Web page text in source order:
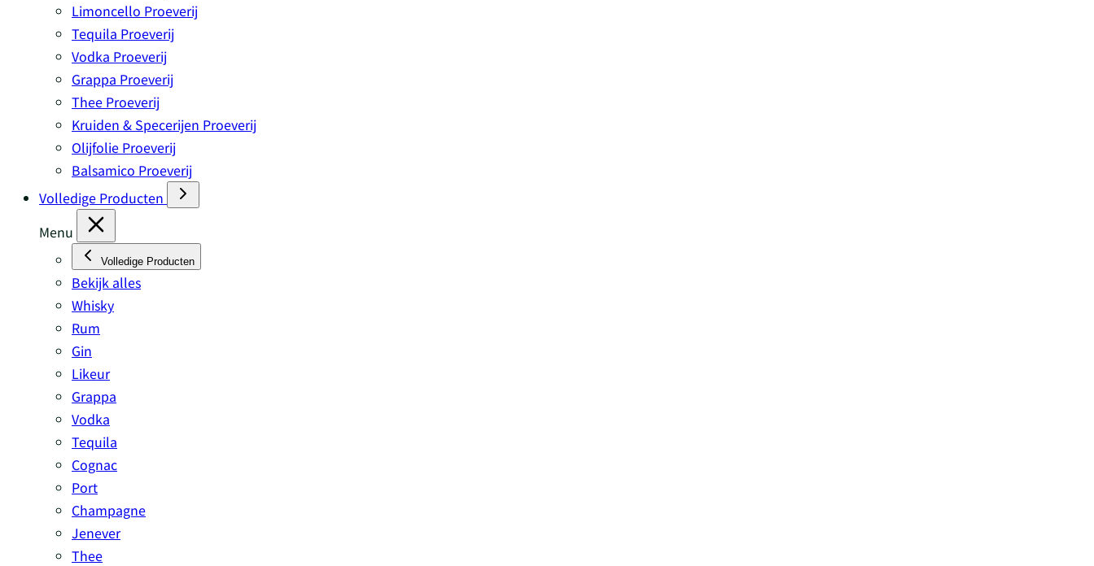
Limoncello Proeverij
Tequila Proeverij
Vodka Proeverij
Grappa Proeverij
Thee Proeverij
Kruiden & Specerijen Proeverij
Olijfolie Proeverij
Balsamico Proeverij
Volledige Producten
Menu
Volledige Producten
Bekijk alles
Whisky
Rum
Gin
Likeur
Grappa
Vodka
Tequila
Cognac
Port
Champagne
Jenever
Thee